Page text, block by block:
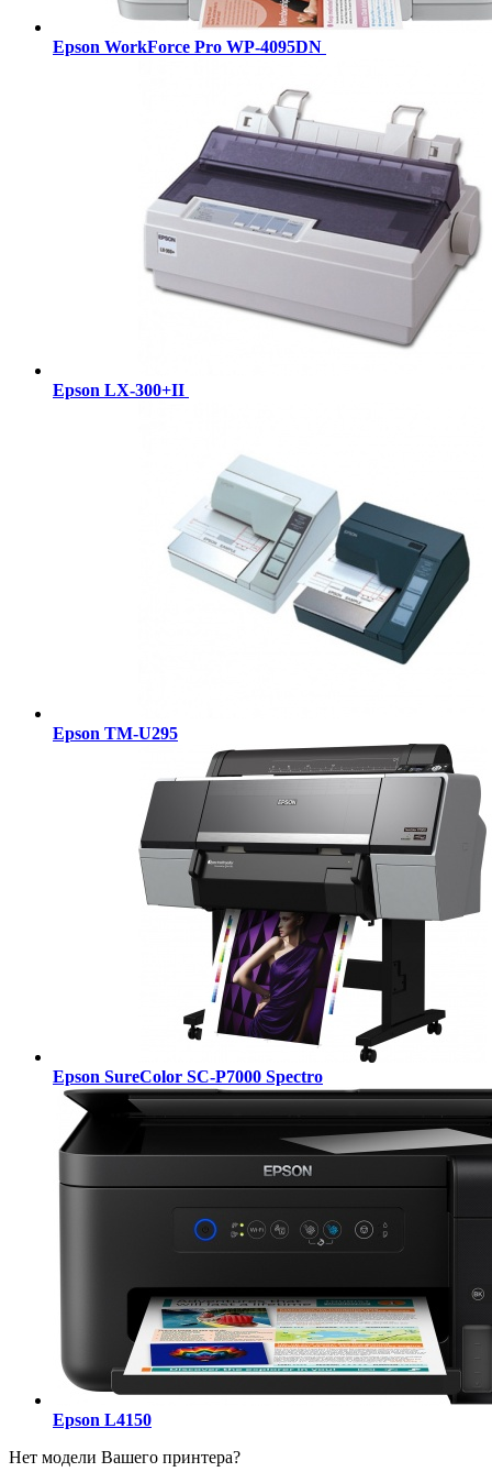
Epson WorkForce Pro WP-4095DN
Epson LX-300+II
Epson TM-U295
Epson SureColor SC-P7000 Spectro
Epson L4150
Нет модели Вашего принтера?